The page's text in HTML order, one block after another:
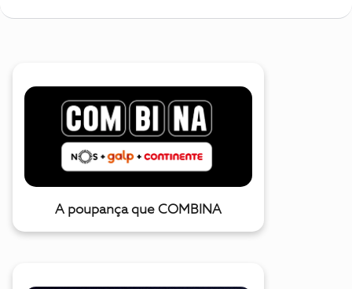
A poupança que COMBINA